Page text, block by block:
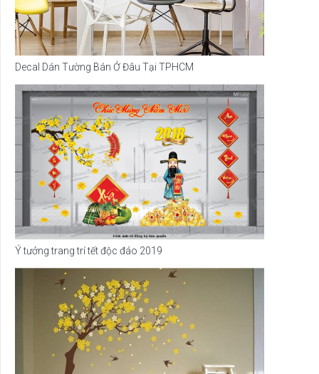
Decal Dán Tường Bán Ở Đâu Tại TPHCM
Ý tưởng trang trí tết độc đáo 2019